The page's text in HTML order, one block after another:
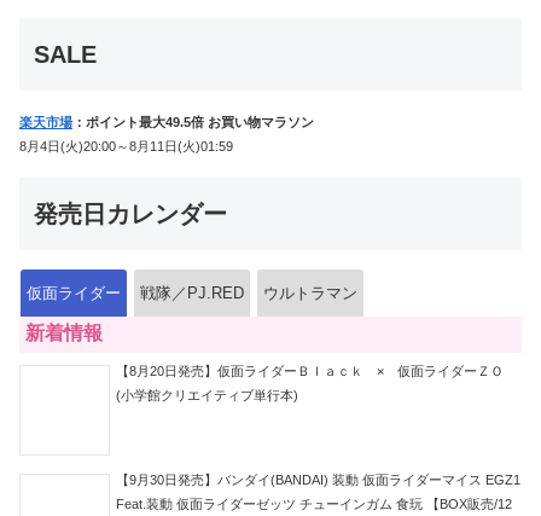
SALE
楽天市場 ：ポイント最大49.5倍 お買い物マラソン
8月4日(火)20:00～8月11日(火)01:59
発売日カレンダー
仮面ライダー 戦隊／PJ.RED ウルトラマン
新着情報
【8月20日発売】仮面ライダーＢｌａｃｋ × 仮面ライダーＺＯ
(小学館クリエイティブ単行本)
【9月30日発売】バンダイ(BANDAI) 装動 仮面ライダーマイス EGZ1
Feat.装動 仮面ライダーゼッツ チューインガム 食玩 【BOX販売/12